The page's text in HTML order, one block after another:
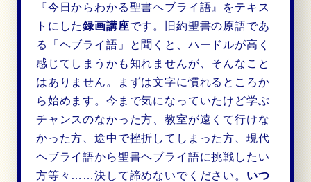
『今日からわかる聖書ヘブライ語』をテキス
トにした録画講座です。旧約聖書の原語であ
る「ヘブライ語」と聞くと、ハードルが高く
感じてしまうかも知れませんが、そんなこと
はありません。まずは文字に慣れるところか
ら始めます。今まで気になっていたけど学ぶ
チャンスのなかった方、教室が遠くて行けな
かった方、途中で挫折してしまった方、現代
ヘブライ語から聖書ヘブライ語に挑戦したい
方等々……決して諦めないでください。 いつ